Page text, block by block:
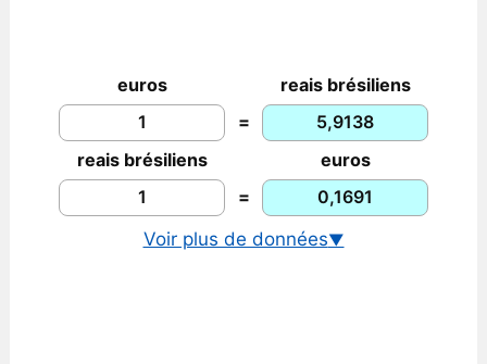
euros
reais brésiliens
=
reais brésiliens
euros
=
Voir plus de données▼